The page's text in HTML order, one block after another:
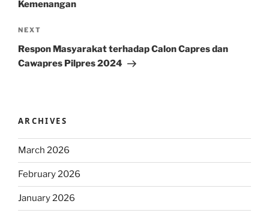
Kemenangan
Next
Post
NEXT
Respon Masyarakat terhadap Calon Capres dan
Cawapres Pilpres 2024
ARCHIVES
March 2026
February 2026
January 2026